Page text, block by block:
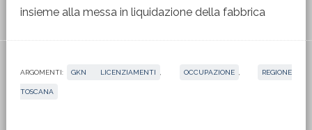
insieme alla messa in liquidazione della fabbrica
ARGOMENTI: GKN LICENZIAMENTI OCCUPAZIONE REGIONE
TOSCANA